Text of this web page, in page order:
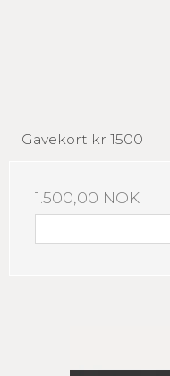
Gavekort kr 1500
1.500,00 NOK